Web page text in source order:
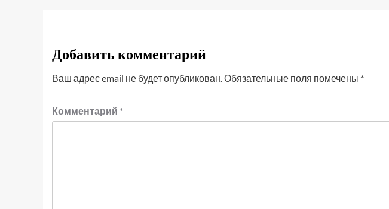
Добавить комментарий
Ваш адрес email не будет опубликован.Обязательные поля помечены *
Комментарий *